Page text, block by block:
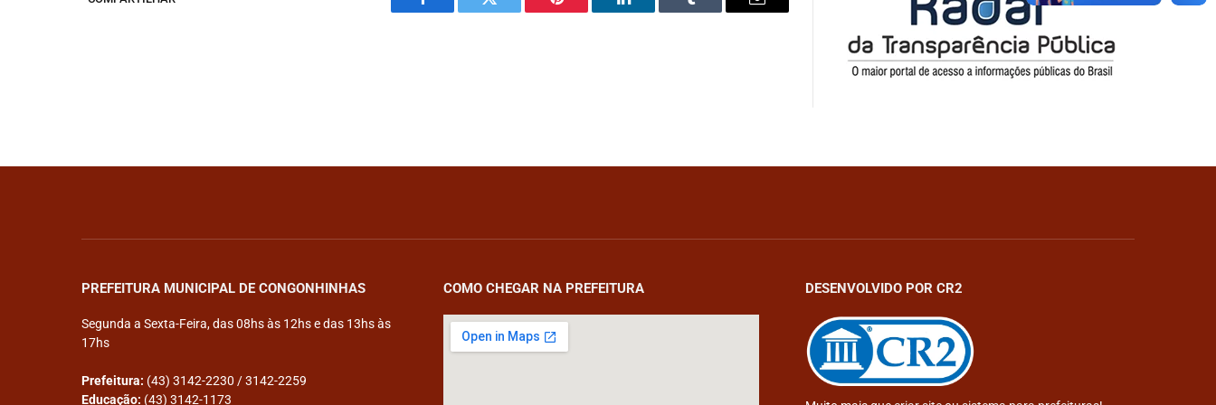
Facebook Twitter Pinterest LinkedIn Tumblr Email
PREFEITURA MUNICIPAL DE CONGONHINHAS
Segunda a Sexta-Feira, das 08hs às 12hs e das 13hs às
17hs
Prefeitura: (43) 3142-2230 / 3142-2259
Educação: (43) 3142-1173
COMO CHEGAR NA PREFEITURA DESENVOLVIDO POR CR2